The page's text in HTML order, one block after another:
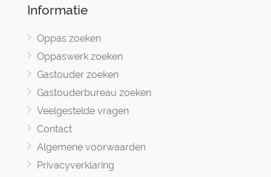
Informatie
Oppas zoeken
Oppaswerk zoeken
Gastouder zoeken
Gastouderbureau zoeken
Veelgestelde vragen
Contact
Algemene voorwaarden
Privacyverklaring